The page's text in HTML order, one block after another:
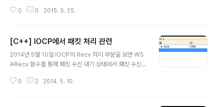
한 구간이라고 생각하면 된다. 예를들어 2048 byte 만큼의 데이터를 전송하
ytes = 2048; int nLeft, idx; // sendbuff에 2048 만큼 데이터를 채운다.
// s는 연결된 스트림 소켓 nLeft = nBytes; idx = 0; while(nL..
0 0 2015. 5. 25.
[C++] IOCP에서 패킷 처리 관련
2014년 5월 10일 IOCP의 Recv 처리 부분을 보면 WS
ARecv 함수를 통해 패킷 수신 대기 상태에서 패킷 수신
행되어 패킷을 받을 수 있게된다. 이 때 GetQueuedCo
0 2 2014. 5. 10.